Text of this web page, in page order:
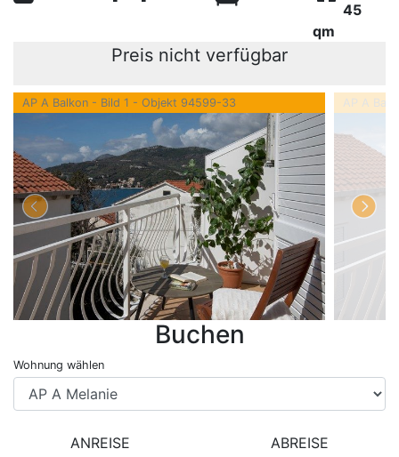
45
qm
Preis nicht verfügbar
AP A Balkon - Bild 1 - Objekt 94599-33 AP A
Buchen
Wohnung wählen
ANREISE ABREISE